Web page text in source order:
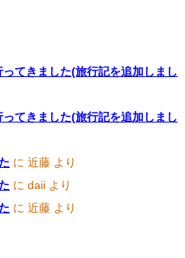
てきました(旅行記を追加しまし
てきました(旅行記を追加しまし
に 近藤 より
に daii より
に 近藤 より